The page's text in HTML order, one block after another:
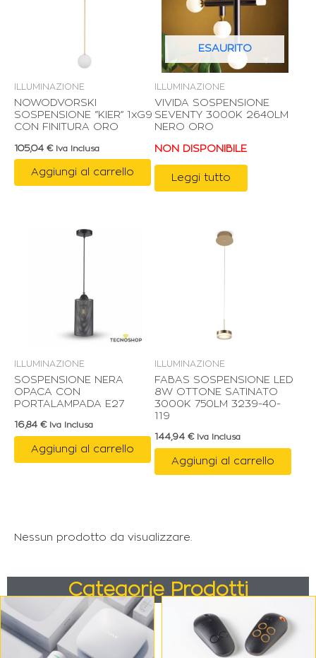
ILLUMINAZIONE
NOWODVORSKI
SOSPENSIONE “KIER” 1xG9
CON FINITURA ORO
105,04 € Iva Inclusa
Aggiungi al carrello
ESAURITO
ILLUMINAZIONE
VIVIDA SOSPENSIONE
SEVENTY 3000K 2640LM
NERO ORO
NON DISPONIBILE
Leggi tutto
ILLUMINAZIONE
SOSPENSIONE NERA
OPACA CON
PORTALAMPADA E27
16,84 € Iva Inclusa
Aggiungi al carrello
ILLUMINAZIONE
FABAS SOSPENSIONE LED
8W OTTONE SATINATO
3000K 750LM 3239-40-
119
144,94 € Iva Inclusa
Aggiungi al carrello
Nessun prodotto da visualizzare.
Categorie Prodotti